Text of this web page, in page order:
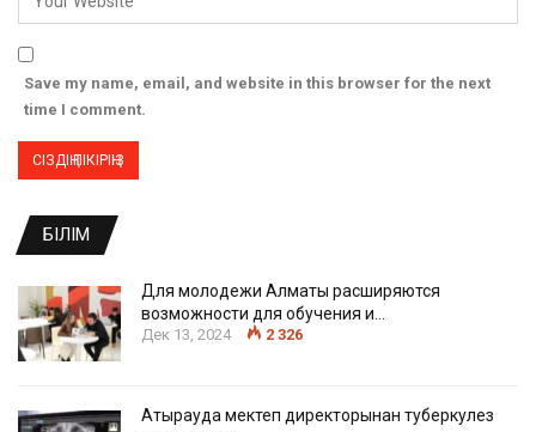
Save my name, email, and website in this browser for the next
time I comment.
БІЛІМ
Для молодежи Алматы расширяются
возможности для обучения и…
Дек 13, 2024 2 326
Атырауда мектеп директорынан туберкулез